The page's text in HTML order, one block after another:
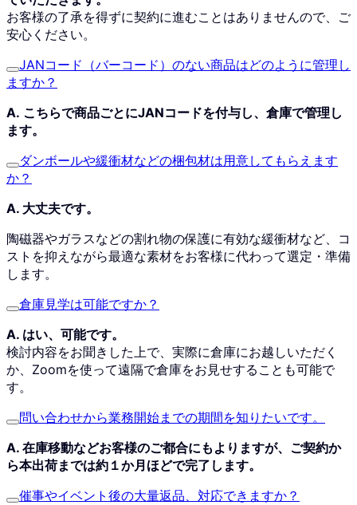
お客様の了承を得ずに契約に進むことはありませんので、ご
安心ください。
JANコード（バーコード）のない商品はどのように管理し
ますか？
A. こちらで商品ごとにJANコードを付与し、倉庫で管理し
ます。
ダンボールや緩衝材などの梱包材は用意してもらえます
か？
A. 大丈夫です。
陶磁器やガラスなどの割れ物の保護に有効な緩衝材など、コ
ストを抑えながら最適な素材をお客様に代わって選定・準備
します。
倉庫見学は可能ですか？
A. はい、可能です。
検討内容をお聞きした上で、実際に倉庫にお越しいただく
か、Zoomを使って遠隔で倉庫をお見せすることも可能で
す。
問い合わせから業務開始までの期間を知りたいです。
A. 在庫移動などお客様のご都合にもよりますが、ご契約か
ら本出荷までは約１か月ほどで完了します。
催事やイベント後の大量返品、対応できますか？